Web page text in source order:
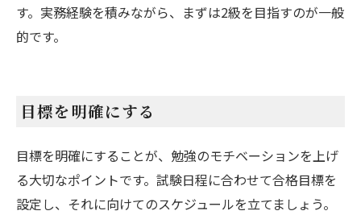
す。実務経験を積みながら、まずは2級を目指すのが一般
的です。
目標を明確にする
目標を明確にすることが、勉強のモチベーションを上げ
る大切なポイントです。試験日程に合わせて合格目標を
設定し、それに向けてのスケジュールを立てましょう。